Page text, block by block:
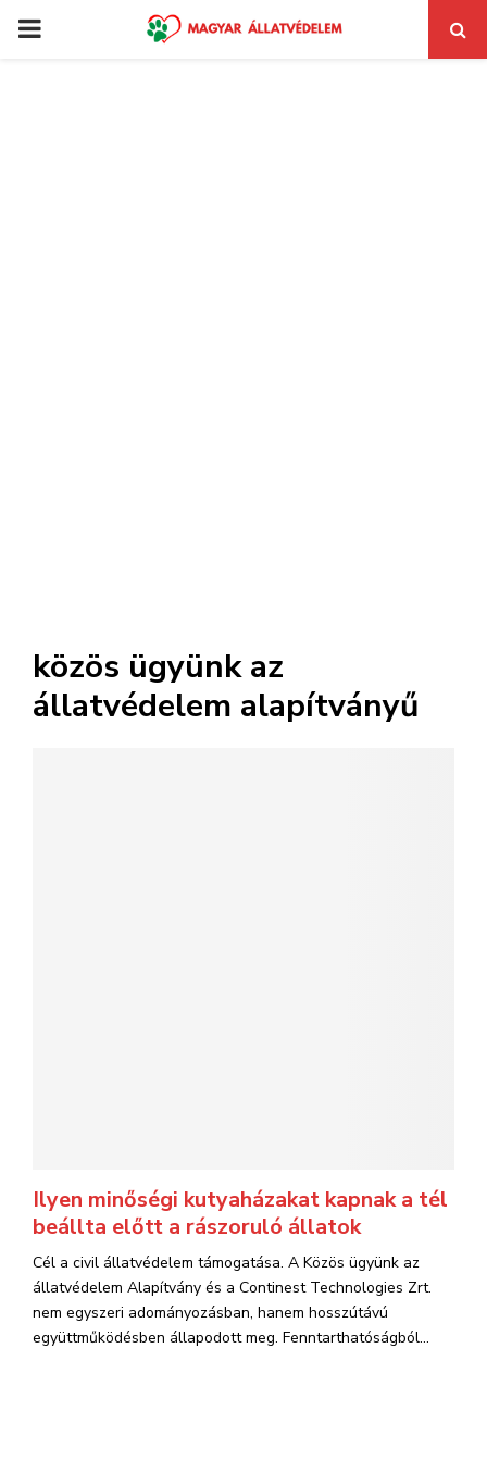
PRIMARY
közös ügyünk az
állatvédelem alapítványű
Ilyen minőségi kutyaházakat kapnak a tél
beállta előtt a rászoruló állatok
Cél a civil állatvédelem támogatása. A Közös ügyünk az
állatvédelem Alapítvány és a Continest Technologies Zrt.
nem egyszeri adományozásban, hanem hosszútávú
együttműködésben állapodott meg. Fenntarthatóságból...